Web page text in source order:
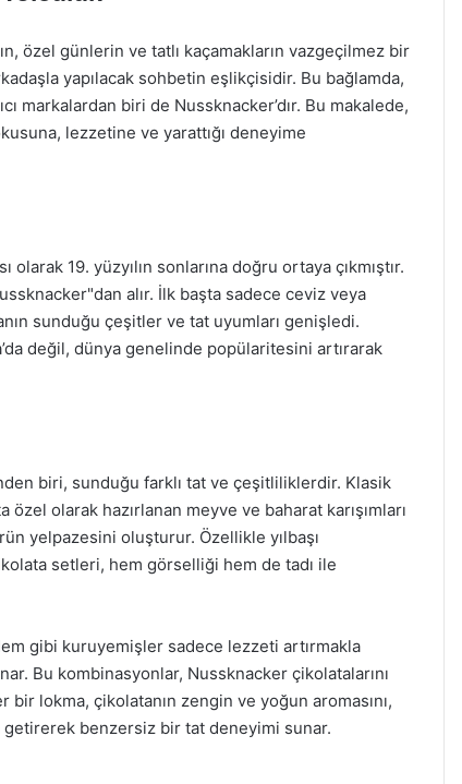
özel günlerin ve tatlı kaçamakların vazgeçilmez bir
yapılacak sohbetin eşlikçisidir. Bu bağlamda,
markalardan biri de Nussknacker’dır. Bu makalede,
lezzetine ve yarattığı deneyime
19. yüzyılın sonlarına doğru ortaya çıkmıştır.
alır. İlk başta sadece ceviz veya
sunduğu çeşitler ve tat uyumları genişledi.
değil, dünya genelinde popülaritesini artırarak
biri, sunduğu farklı tat ve çeşitliliklerdir. Klasik
olarak hazırlanan meyve ve baharat karışımları
yelpazesini oluşturur. Özellikle yılbaşı
setleri, hem görselliği hem de tadı ile
gibi kuruyemişler sadece lezzeti artırmakla
Bu kombinasyonlar, Nussknacker çikolatalarını
lokma, çikolatanın zengin ve yoğun aromasını,
benzersiz bir tat deneyimi sunar.